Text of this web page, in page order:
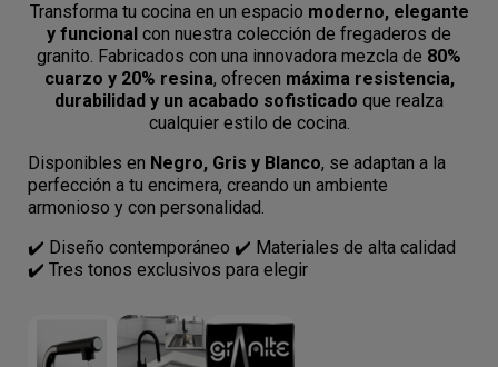
Transforma tu cocina en un espacio moderno, elegante
y funcional con nuestra colección de fregaderos de
granito. Fabricados con una innovadora mezcla de 80%
cuarzo y 20% resina, ofrecen máxima resistencia,
durabilidad y un acabado sofisticado que realza
cualquier estilo de cocina.
Disponibles en Negro, Gris y Blanco, se adaptan a la
perfección a tu encimera, creando un ambiente
armonioso y con personalidad.
✔️ Diseño contemporáneo ✔️ Materiales de alta calidad
✔️ Tres tonos exclusivos para elegir